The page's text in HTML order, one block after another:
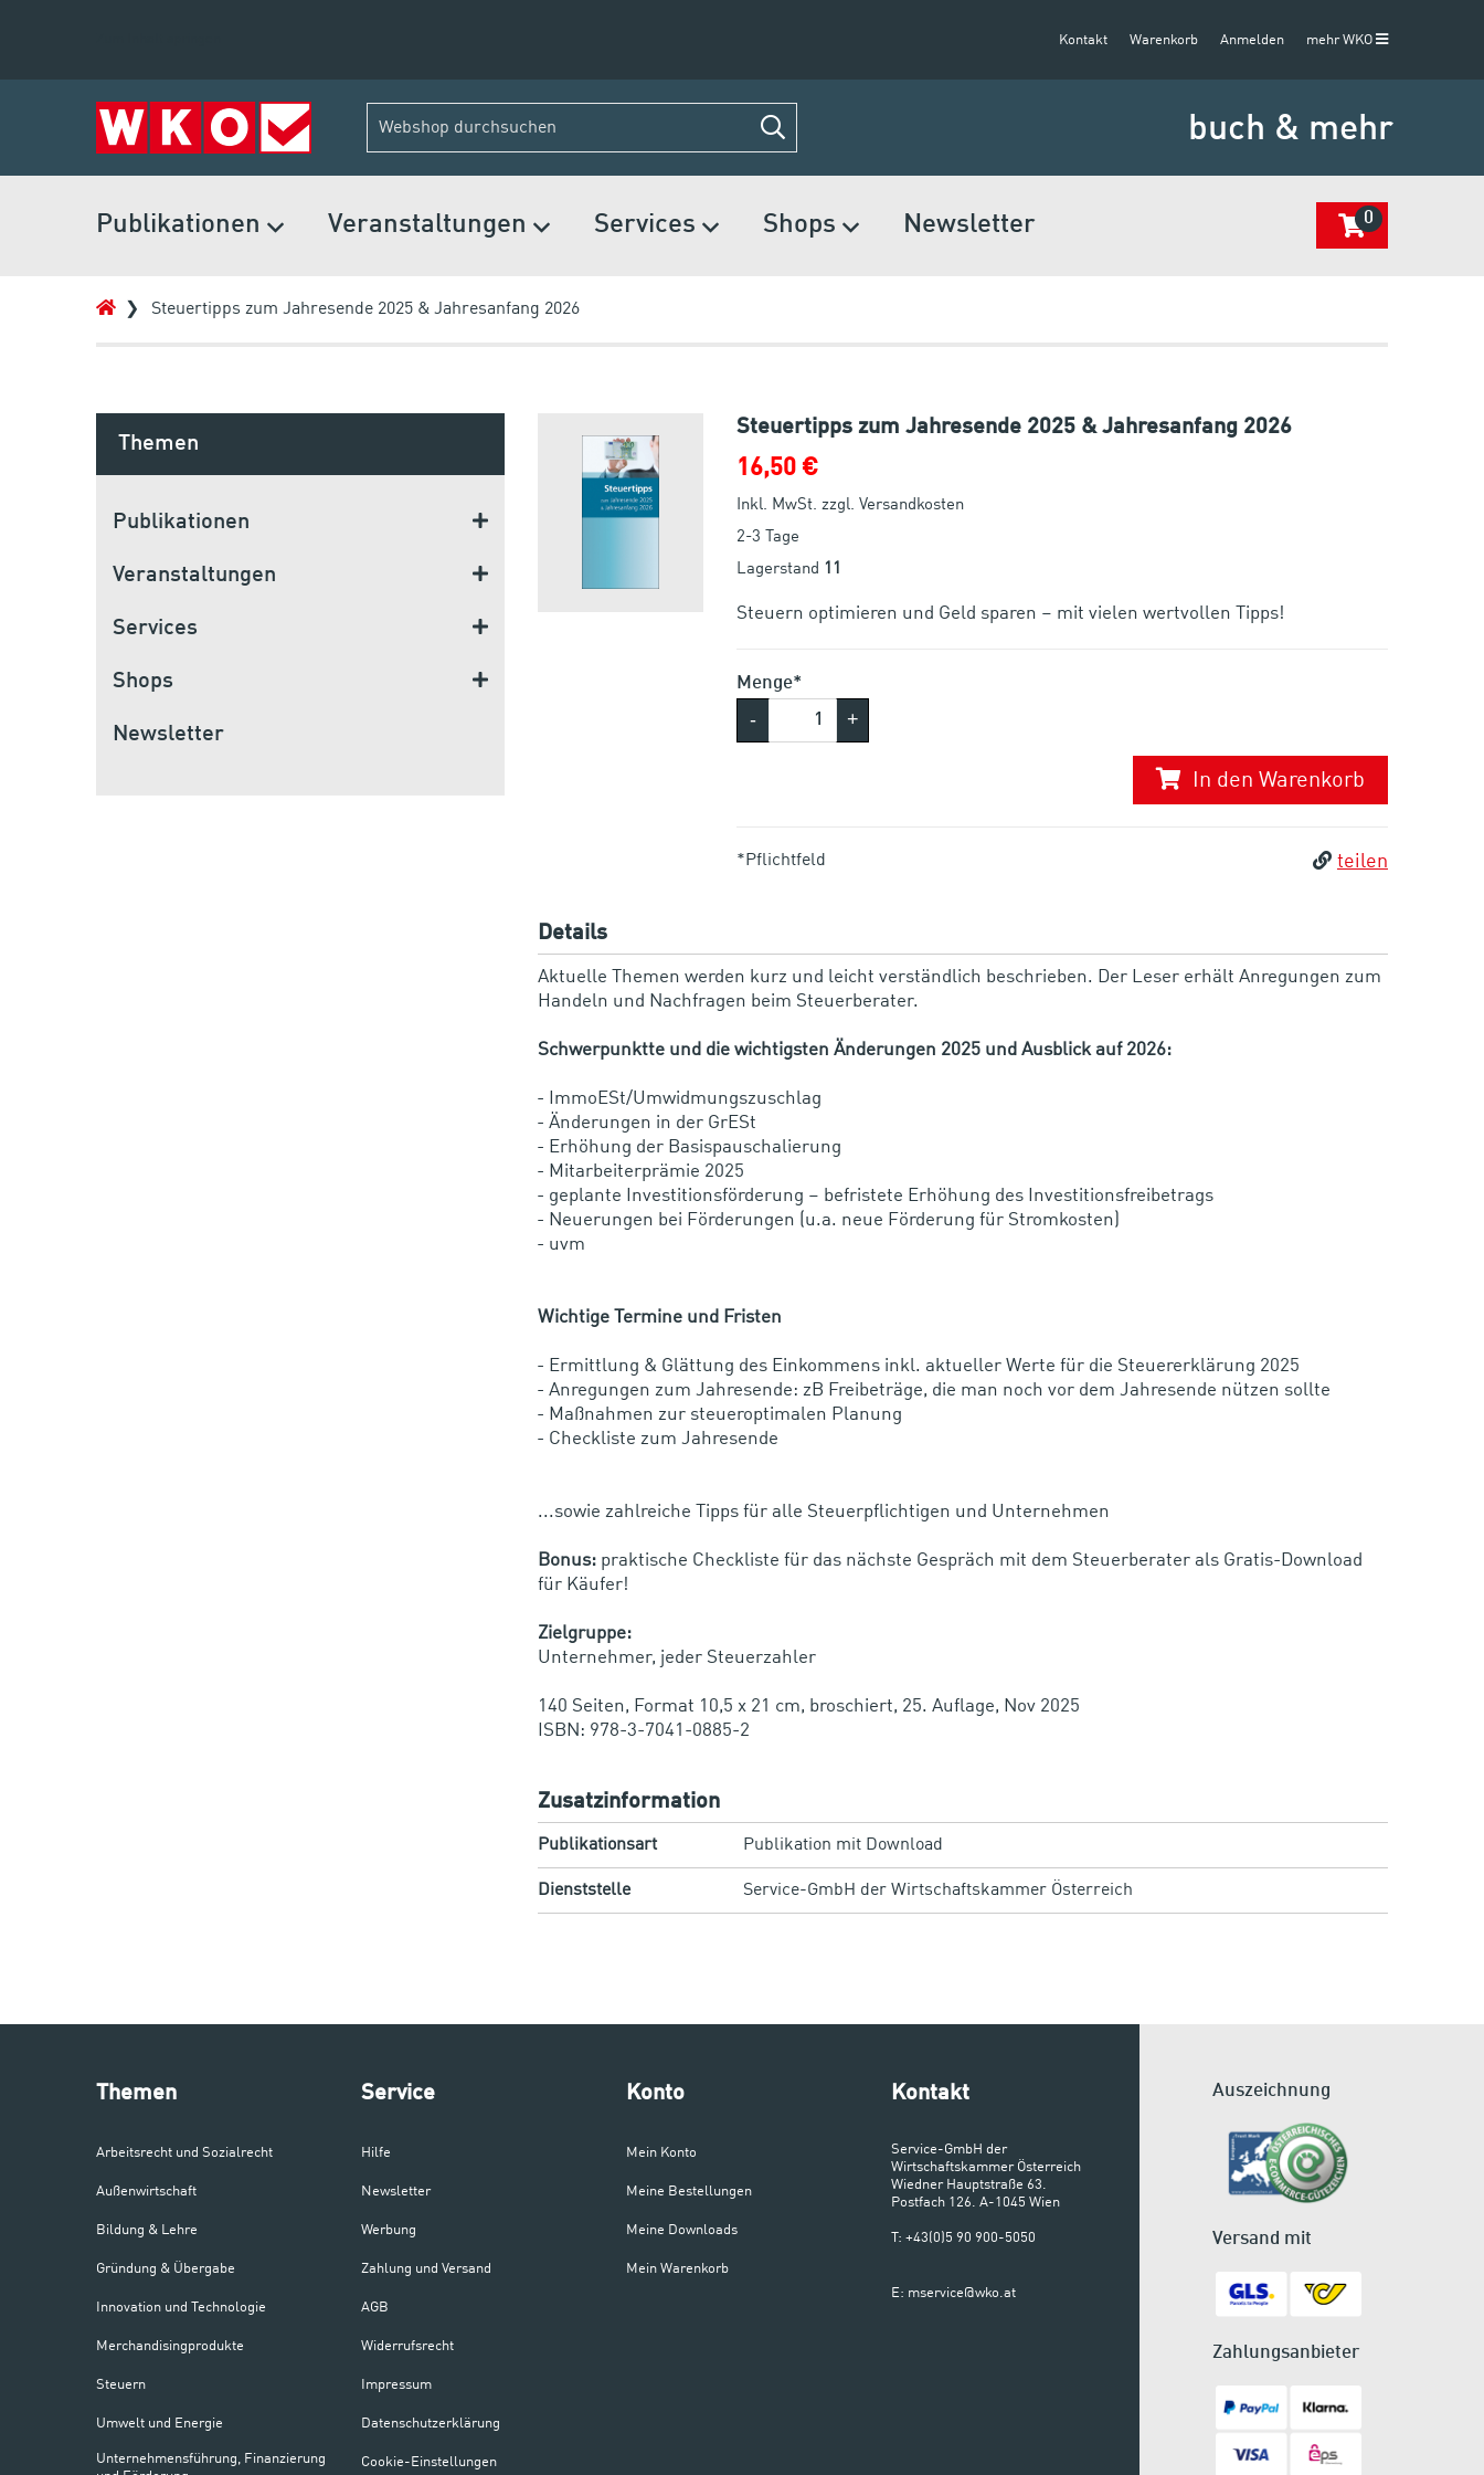
Kontakt Warenkorb Anmelden mehr WKO
buch & mehr
Publikationen Veranstaltungen Services Shops Newsletter 0
Steuertipps zum Jahresende 2025 & Jahresanfang 2026
Themen
Publikationen
Veranstaltungen
Services
Shops
Newsletter
Steuertipps zum Jahresende 2025 & Jahresanfang 2026
16,50 €
Inkl. MwSt. zzgl. Versandkosten
2-3 Tage
Lagerstand 11
Steuern optimieren und Geld sparen – mit vielen wertvollen Tipps!
Menge*
- +
In den Warenkorb
*Pflichtfeld teilen
Details
Aktuelle Themen werden kurz und leicht verständlich beschrieben. Der Leser erhält Anregungen zum
Handeln und Nachfragen beim Steuerberater.
Schwerpunktte und die wichtigsten Änderungen 2025 und Ausblick auf 2026:
Wichtige Termine und Fristen
...sowie zahlreiche Tipps für alle Steuerpflichtigen und Unternehmen
Bonus: praktische Checkliste für das nächste Gespräch mit dem Steuerberater als Gratis-Download
für Käufer!
Zielgruppe:
Unternehmer, jeder Steuerzahler
140 Seiten, Format 10,5 x 21 cm, broschiert, 25. Auflage, Nov 2025
ISBN: 978-3-7041-0885-2
Zusatzinformation
Publikationsart Publikation mit Download
Dienststelle Service-GmbH der Wirtschaftskammer Österreich
Themen
Arbeitsrecht und Sozialrecht
Außenwirtschaft
Bildung & Lehre
Gründung & Übergabe
Innovation und Technologie
Merchandisingprodukte
Steuern
Umwelt und Energie
Unternehmensführung, Finanzierung
Service
Hilfe
Newsletter
Werbung
Zahlung und Versand
AGB
Widerrufsrecht
Impressum
Datenschutzerklärung
Cookie-Einstellungen
Konto
Mein Konto
Meine Bestellungen
Meine Downloads
Mein Warenkorb
Kontakt
Service-GmbH der
Wirtschaftskammer Österreich
Wiedner Hauptstraße 63.
Postfach 126. A-1045 Wien
T: +43(0)5 90 900-5050
E: mservice@wko.at
Auszeichnung
Versand mit
Zahlungsanbieter